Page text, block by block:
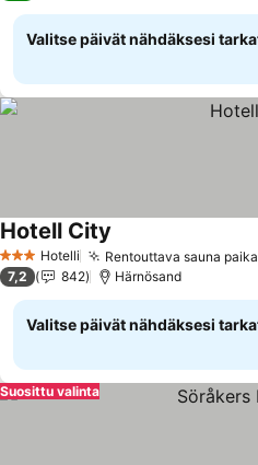
Valitse päivät nähdäksesi
3 Tähtiluokitus
Hotelli Rentouttava sauna
Hotell City
7,2 842 Härnösand
Valitse päivät nähdäksesi
Suosittu valinta